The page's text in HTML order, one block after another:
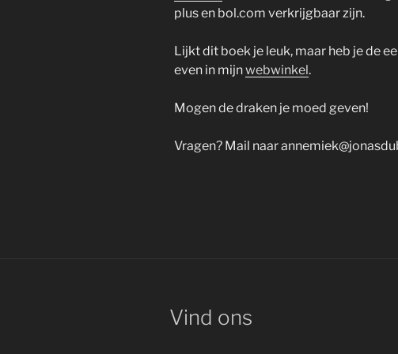
plus en bol.com verkrijgbaar zijn.
Lijkt dit boek je leuk, maar heb je de
even in mijnwebwinkel.
Mogen de draken je moed geven!
Vragen? Mail naar
Vind ons